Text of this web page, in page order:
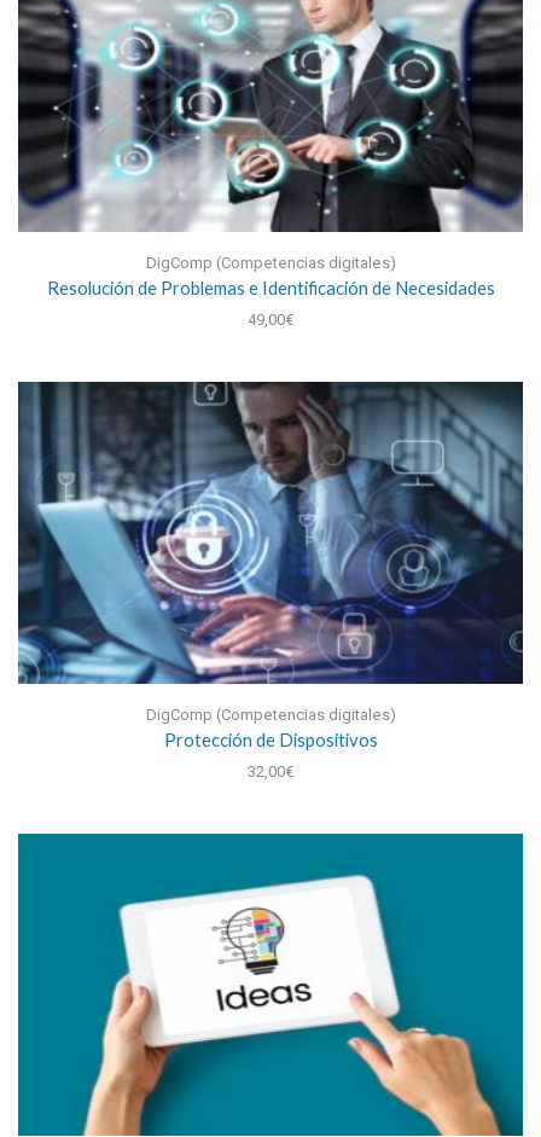
DigComp (Competencias digitales)
Resolución de Problemas e Identificación de Necesidades
49,00€
DigComp (Competencias digitales)
Protección de Dispositivos
32,00€